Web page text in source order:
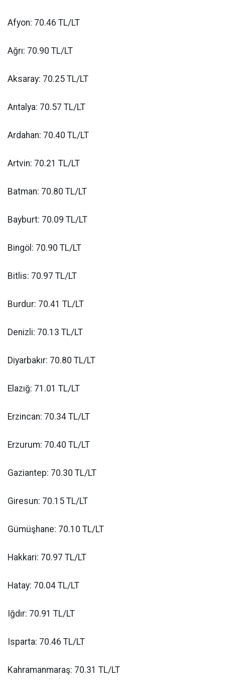
Afyon: 70.46 TL/LT
Ağrı: 70.90 TL/LT
Aksaray: 70.25 TL/LT
Antalya: 70.57 TL/LT
Ardahan: 70.40 TL/LT
Artvin: 70.21 TL/LT
Batman: 70.80 TL/LT
Bayburt: 70.09 TL/LT
Bingöl: 70.90 TL/LT
Bitlis: 70.97 TL/LT
Burdur: 70.41 TL/LT
Denizli: 70.13 TL/LT
Diyarbakır: 70.80 TL/LT
Elazığ: 71.01 TL/LT
Erzincan: 70.34 TL/LT
Erzurum: 70.40 TL/LT
Gaziantep: 70.30 TL/LT
Giresun: 70.15 TL/LT
Gümüşhane: 70.10 TL/LT
Hakkari: 70.97 TL/LT
Hatay: 70.04 TL/LT
Iğdır: 70.91 TL/LT
Isparta: 70.46 TL/LT
Kahramanmaraş: 70.31 TL/LT